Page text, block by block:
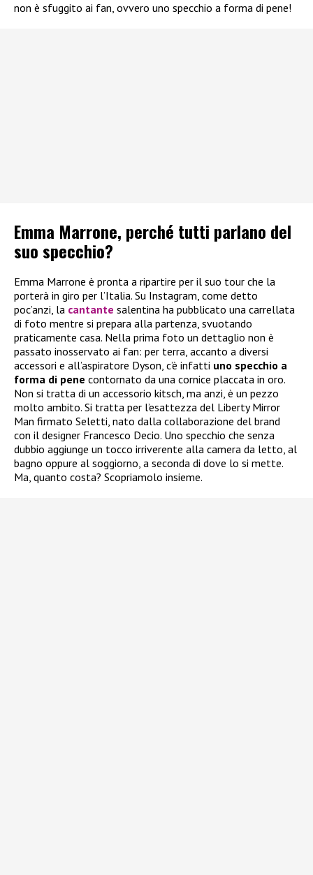
non è sfuggito ai fan, ovvero uno specchio a forma di pene!
Emma Marrone, perché tutti parlano del
suo specchio?
Emma Marrone è pronta a ripartire per il suo tour che la
porterà in giro per l’Italia. Su Instagram, come detto
poc’anzi, la cantante salentina ha pubblicato una carrellata
di foto mentre si prepara alla partenza, svuotando
praticamente casa. Nella prima foto un dettaglio non è
passato inosservato ai fan: per terra, accanto a diversi
accessori e all’aspiratore Dyson, c’è infatti uno specchio a
forma di pene contornato da una cornice placcata in oro.
Non si tratta di un accessorio kitsch, ma anzi, è un pezzo
molto ambito. Si tratta per l’esattezza del Liberty Mirror
Man firmato Seletti, nato dalla collaborazione del brand
con il designer Francesco Decio. Uno specchio che senza
dubbio aggiunge un tocco irriverente alla camera da letto, al
bagno oppure al soggiorno, a seconda di dove lo si mette.
Ma, quanto costa? Scopriamolo insieme.